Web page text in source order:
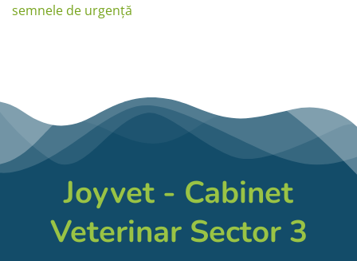
semnele de urgență
Joyvet - Cabinet
Veterinar Sector 3